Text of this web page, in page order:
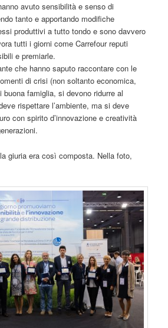
avuto sensibilità e senso di
tanto e apportando modifiche
produttivi a tutto tondo e sono davvero
tutti i giorni come Carrefour reputi
e premiarle.
che hanno saputo raccontare con le
di crisi (non soltanto economica,
buona famiglia, si devono ridurre al
rispettare l’ambiente, ma si deve
con spirito d’innovazione e creatività
giuria era così composta. Nella foto,